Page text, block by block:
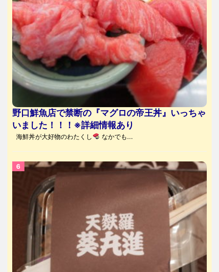
野口鮮魚店で禁断の『マグロの帝王丼』いっちゃ
いました！！！※詳細情報あり
海鮮丼が大好物のわたくし なかでも...